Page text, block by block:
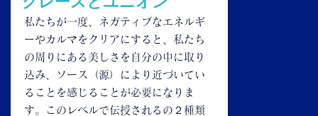
私たちが一度、ネガティブなエネルギ
ーやカルマをクリアにすると、私たち
の周りにある美しさを自分の中に取り
込み、ソース（源）により近づいてい
ることを感じることが必要になりま
す。このレベルで伝授されるの２種類